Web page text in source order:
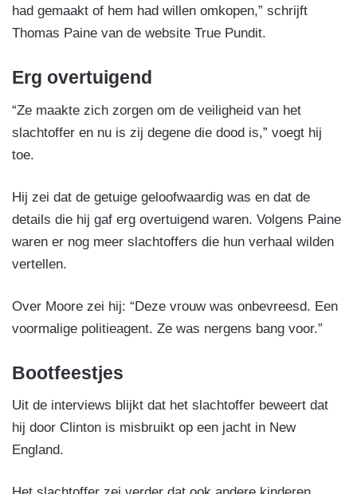
had gemaakt of hem had willen omkopen,” schrijft
Thomas Paine van de website True Pundit.
Erg overtuigend
“Ze maakte zich zorgen om de veiligheid van het
slachtoffer en nu is zij degene die dood is,” voegt hij
toe.
Hij zei dat de getuige geloofwaardig was en dat de
details die hij gaf erg overtuigend waren. Volgens Paine
waren er nog meer slachtoffers die hun verhaal wilden
vertellen.
Over Moore zei hij: “Deze vrouw was onbevreesd. Een
voormalige politieagent. Ze was nergens bang voor.”
Bootfeestjes
Uit de interviews blijkt dat het slachtoffer beweert dat
hij door Clinton is misbruikt op een jacht in New
England.